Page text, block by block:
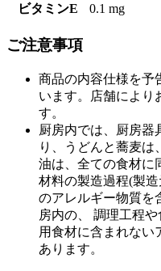
ビタミンE
0.1 mg
ご注意事項
商品の内容仕様を予
います。店舗により
す。
厨房内では、厨房器
り、うどんと蕎麦は
油は、全ての食材に
材料の製造過程(製
のアレルギー物質を
房内の、 調理工程
用食材に含まれない
あります。